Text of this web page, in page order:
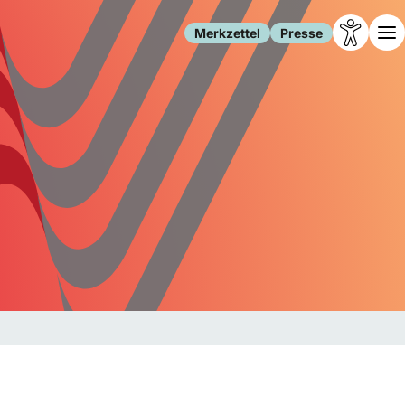
Merkzettel Presse
Leben
Familie
Freizeit
Gesundheit
Internet
Gesellschaft
Forschung
Migration
Polizei